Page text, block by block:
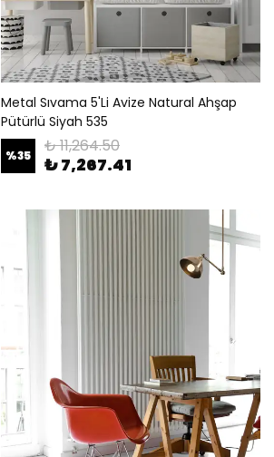
Metal Sıvama 5'Li Avize Natural Ahşap
Pütürlü Siyah 535
%35 ₺ 11,264.50
₺ 7,267.41